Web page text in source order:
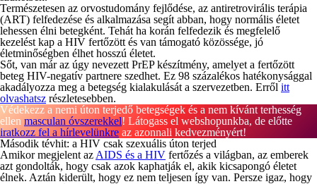
Természetesen az orvostudomány fejlődése, az antiretrovirális terápia
(ART) felfedezése és alkalmazása segít abban, hogy normális életet
lehessen élni betegként. Tehát ha korán felfedezik és megfelelő
kezelést kap a HIV fertőzött és van támogató közössége, jó
életminőségben élhet hosszú életet.
Sőt, van már az úgy nevezett PrEP készítmény, amelyet a fertőzött
beteg HIV-negatív partnere szedhet. Ez 98 százalékos hatékonysággal
akadályozza meg a betegség kialakulását a szervezetben. Erről itt
olvashatsz részletesebben.
Védekezz a nemi úton terjedő betegségek és a nem kívánt terhesség
ellen masculan óvszerekkel
iratkozz fel a hírlevelünkre az azonnali kedvezményért!
Második tévhit: a HIV csak szexuális úton terjed
Amikor megjelent az AIDS és a HIV fertőzés a világban, az emberek
azt gondolták, hogy csak azok kaphatják el, akik kicsapongó életet
élnek. Aztán kiderült, hogy ez nem teljesen így van. Persze igaz, hogy